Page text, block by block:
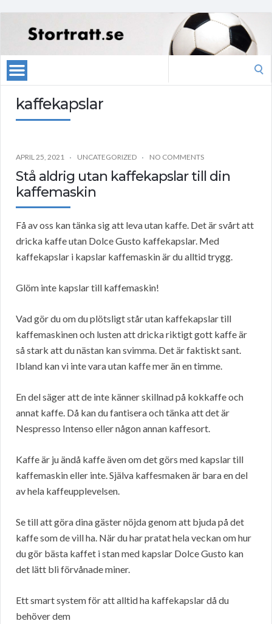
kaffekapslar
APRIL 25, 2021 UNCATEGORIZED NO COMMENTS
Stå aldrig utan kaffekapslar till din
kaffemaskin
Få av oss kan tänka sig att leva utan kaffe. Det är svårt att
dricka kaffe utan Dolce Gusto kaffekapslar. Med
kaffekapslar i kapslar kaffemaskin är du alltid trygg.
Glöm inte kapslar till kaffemaskin!
Vad gör du om du plötsligt står utan kaffekapslar till
kaffemaskinen och lusten att dricka riktigt gott kaffe är
så stark att du nästan kan svimma. Det är faktiskt sant.
Ibland kan vi inte vara utan kaffe mer än en timme.
En del säger att de inte känner skillnad på kokkaffe och
annat kaffe. Då kan du fantisera och tänka att det är
Nespresso Intenso eller någon annan kaffesort.
Kaffe är ju ändå kaffe även om det görs med kapslar till
kaffemaskin eller inte. Själva kaffesmaken är bara en del
av hela kaffeupplevelsen.
Se till att göra dina gäster nöjda genom att bjuda på det
kaffe som de vill ha. När du har pratat hela veckan om hur
du gör bästa kaffet i stan med kapslar Dolce Gusto kan
det lätt bli förvånade miner.
Ett smart system för att alltid ha kaffekapslar då du
behöver dem